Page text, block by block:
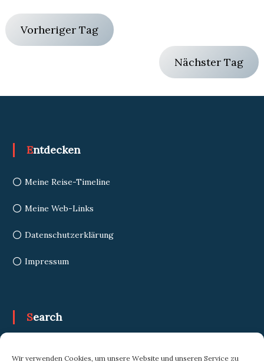
Wir verwenden Cookies, um unsere Website und unseren Service zu
Vorheriger Tag
Nächster Tag
Entdecken
Meine Reise-Timeline
Meine Web-Links
Datenschutzerklärung
Impressum
Search